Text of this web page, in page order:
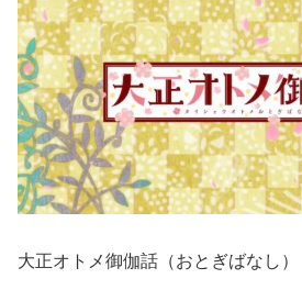
大正オトメ御伽話（おとぎばなし）